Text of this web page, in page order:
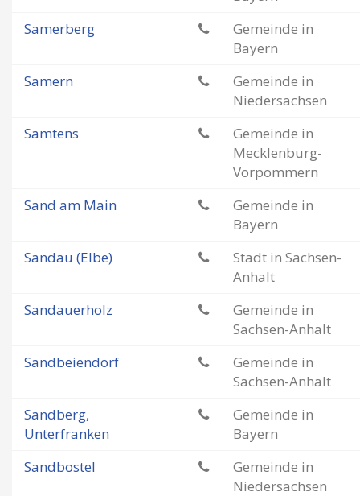
Samerberg
Gemeinde in
Bayern
Samern
Gemeinde in
Niedersachsen
Samtens
Gemeinde in
Mecklenburg-
Vorpommern
Sand am Main
Gemeinde in
Bayern
Sandau (Elbe)
Stadt in Sachsen-
Anhalt
Sandauerholz
Gemeinde in
Sachsen-Anhalt
Sandbeiendorf
Gemeinde in
Sachsen-Anhalt
Sandberg,
Unterfranken
Gemeinde in
Bayern
Sandbostel
Gemeinde in
Niedersachsen